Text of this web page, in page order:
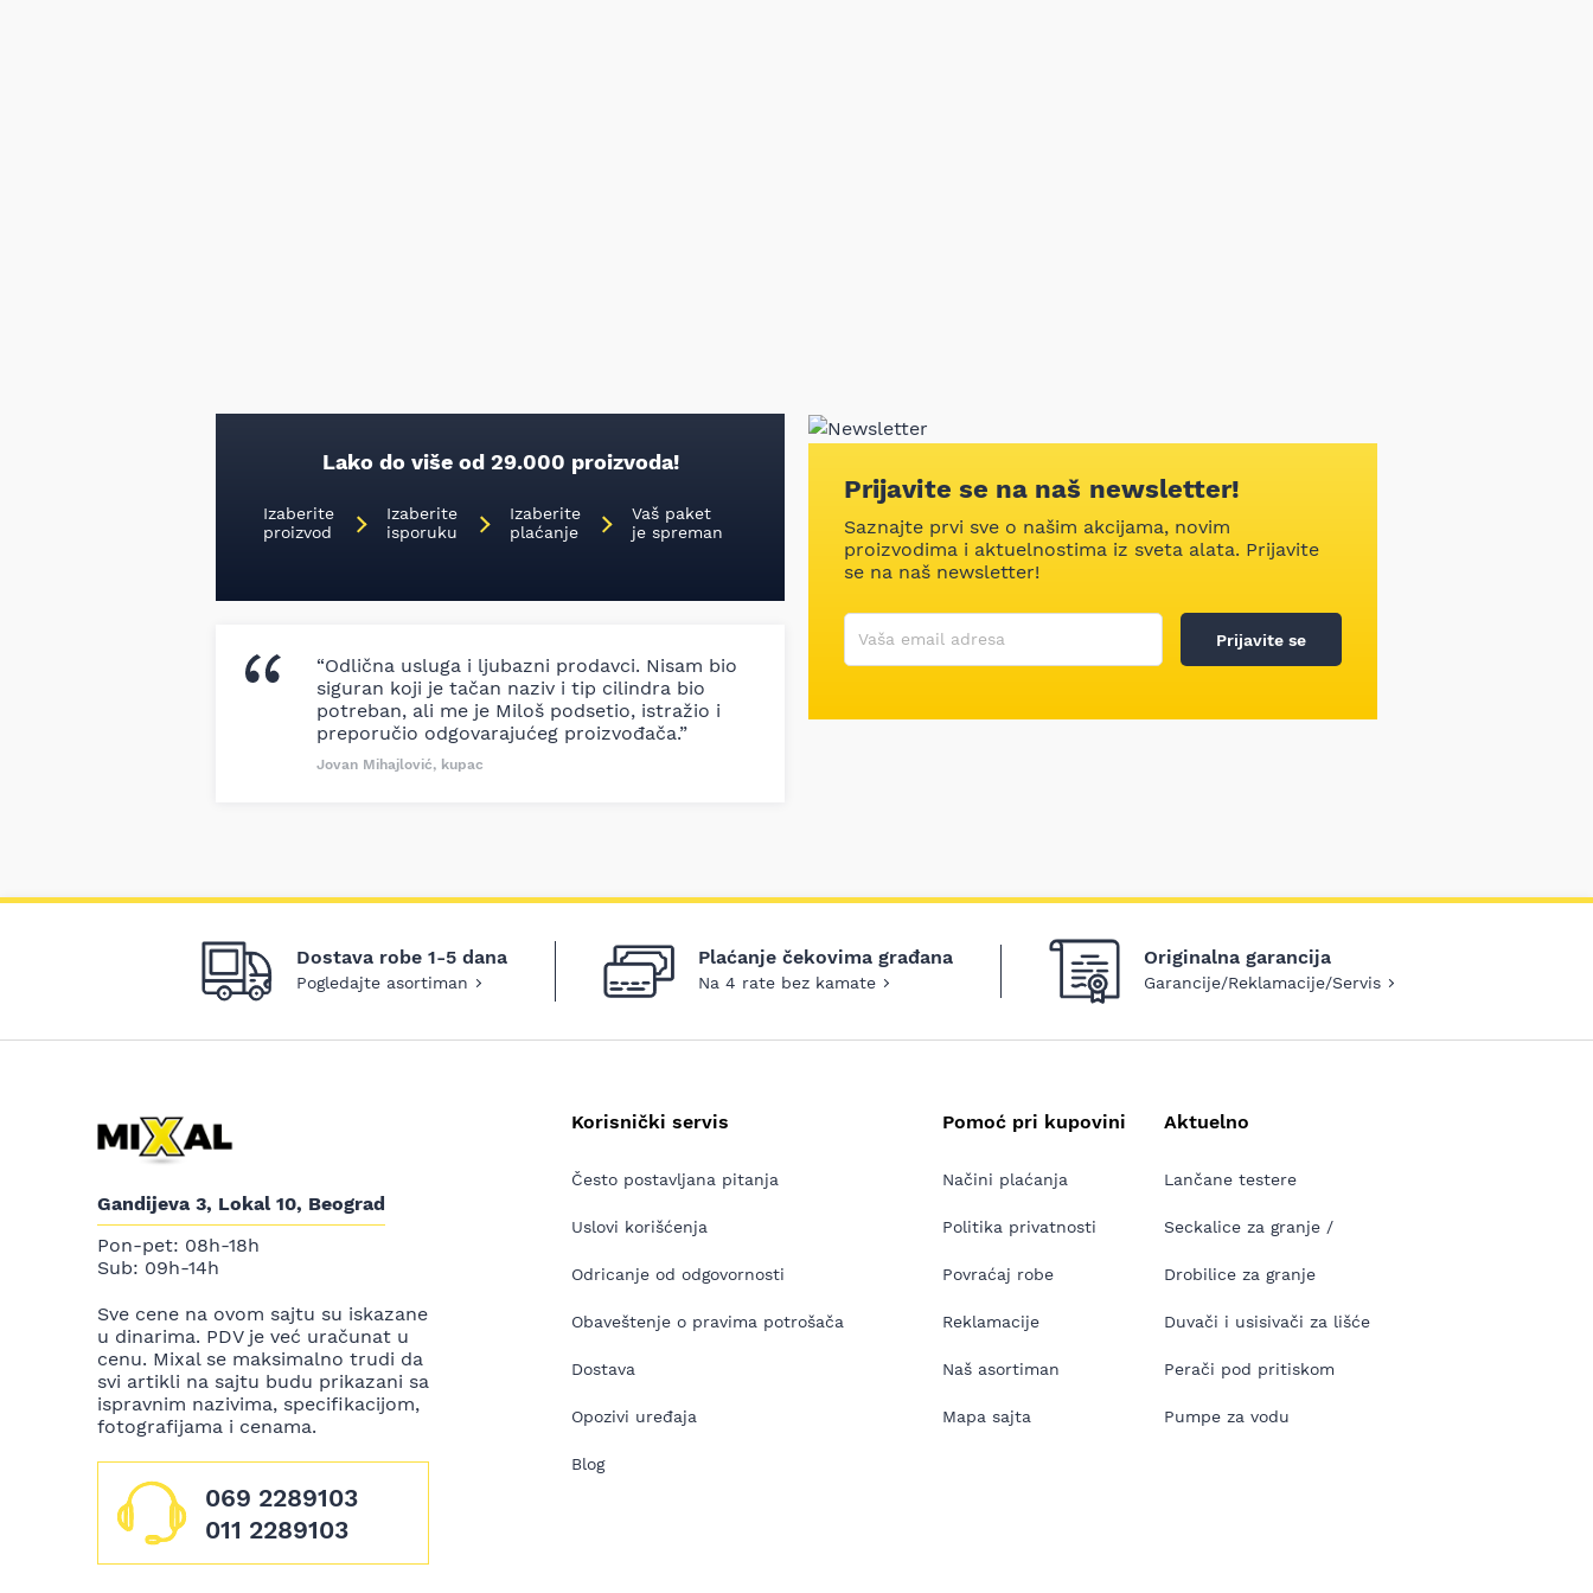
Lako do više od 29.000 proizvoda!
Izaberite
proizvod
Izaberite
isporuku
Izaberite
plaćanje
Vaš paket
je spreman
“Odlična usluga i ljubazni prodavci. Nisam bio
siguran koji je tačan naziv i tip cilindra bio
potreban, ali me je Miloš podsetio, istražio i
preporučio odgovarajućeg proizvođača.”
Jovan Mihajlović, kupac
Prijavite se na naš newsletter!
Saznajte prvi sve o našim akcijama, novim
proizvodima i aktuelnostima iz sveta alata. Prijavite
se na naš newsletter!
Korisničko ime
Vaša email adresa
Prijavite se
Dostava robe 1-5 dana
Pogledajte asortiman
Plaćanje čekovima građana
Na 4 rate bez kamate
Originalna garancija
Garancije/Reklamacije/Servis
Gandijeva 3, Lokal 10, Beograd
Pon-pet: 08h-18h
Sub: 09h-14h
Sve cene na ovom sajtu su iskazane
u dinarima. PDV je već uračunat u
cenu. Mixal se maksimalno trudi da
svi artikli na sajtu budu prikazani sa
ispravnim nazivima, specifikacijom,
fotografijama i cenama.
069 2289103
011 2289103
Korisnički servis
Često postavljana pitanja
Uslovi korišćenja
Odricanje od odgovornosti
Obaveštenje o pravima potrošača
Dostava
Opozivi uređaja
Blog
Pomoć pri kupovini
Načini plaćanja
Politika privatnosti
Povraćaj robe
Reklamacije
Naš asortiman
Mapa sajta
Aktuelno
Lančane testere
Seckalice za granje /
Drobilice za granje
Duvači i usisivači za lišće
Perači pod pritiskom
Pumpe za vodu